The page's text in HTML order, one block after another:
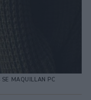
MAQUILLAN PC